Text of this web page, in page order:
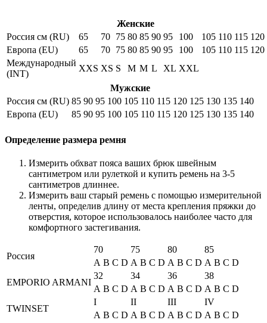
Женские
Россия см (RU)
65 70 75 80 85 90 95 100 105 110 115 120
Европа (EU)
65 70 75 80 85 90 95 100 105 110 115 120
Международный
(INT)
XXS XS S M M L XL XXL
Мужские
Россия см (RU) 85 90 95 100 105 110 115 120 125 130 135 140
Европа (EU)
85 90 95 100 105 110 115 120 125 130 135 140
Определение размера ремня
Измерить обхват пояса ваших брюк швейным
сантиметром или рулеткой и купить ремень на 3-5
сантиметров длиннее.
Измерить ваш старый ремень с помощью измерительной
ленты, определив длину от места крепления пряжки до
отверстия, которое использовалось наиболее часто для
комфортного застегивания.
Россия
70 75 80
85
A B C D A B C D A B C D A B C D
EMPORIO ARMANI
32 34 36
38
A B C D A B C D A B C D A B C D
TWINSET
I II III
IV
A B C D A B C D A B C D A B C D